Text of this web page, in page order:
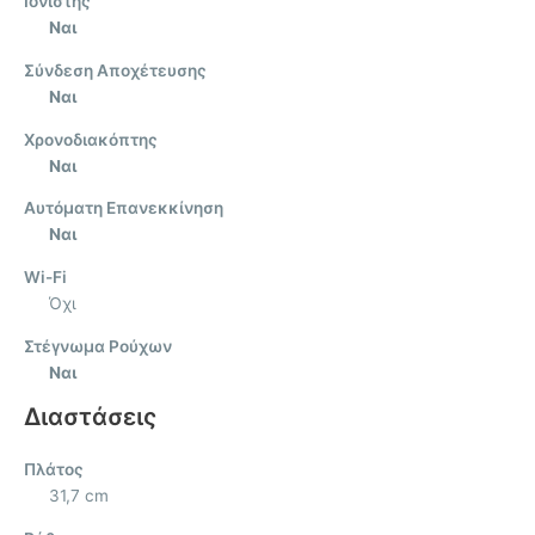
Ναι
Σύνδεση Αποχέτευσης
Ναι
Χρονοδιακόπτης
Ναι
Αυτόματη Επανεκκίνηση
Ναι
Wi-Fi
Όχι
Στέγνωμα Ρούχων
Ναι
Διαστάσεις
Πλάτος
31,7 cm